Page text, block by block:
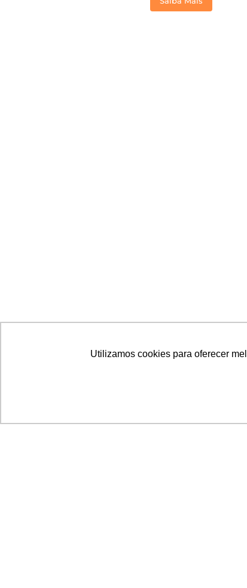
Utilizamos cookies para oferecer